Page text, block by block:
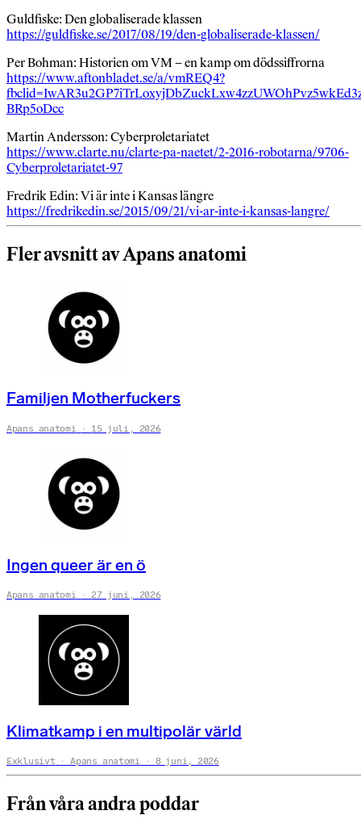
Guldfiske: Den globaliserade klassen
https://guldfiske.se/2017/08/19/den-globaliserade-klassen/
Per Bohman: Historien om VM – en kamp om dödssiffrorna
https://www.aftonbladet.se/a/vmREQ4?
BRp5oDcc
Martin Andersson: Cyberproletariatet
https://www.clarte.nu/clarte-pa-naetet/2-2016-robotarna/9706-
Cyberproletariatet-97
Fredrik Edin: Vi är inte i Kansas längre
https://fredrikedin.se/2015/09/21/vi-ar-inte-i-kansas-langre/
Fler avsnitt av Apans anatomi
Familjen Motherfuckers
Apans anatomi 15 juli, 2026
Ingen queer är en ö
Apans anatomi 27 juni, 2026
Klimatkamp i en multipolär värld
Exklusivt Apans anatomi 8 juni, 2026
Från våra andra poddar